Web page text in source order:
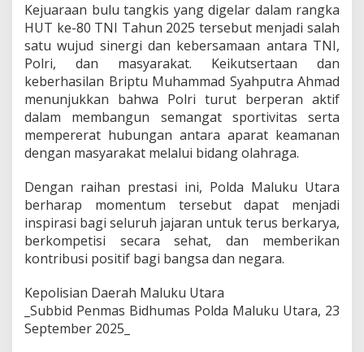
Kejuaraan bulu tangkis yang digelar dalam rangka
HUT ke-80 TNI Tahun 2025 tersebut menjadi salah
satu wujud sinergi dan kebersamaan antara TNI,
Polri, dan masyarakat. Keikutsertaan dan
keberhasilan Briptu Muhammad Syahputra Ahmad
menunjukkan bahwa Polri turut berperan aktif
dalam membangun semangat sportivitas serta
mempererat hubungan antara aparat keamanan
dengan masyarakat melalui bidang olahraga.
Dengan raihan prestasi ini, Polda Maluku Utara
berharap momentum tersebut dapat menjadi
inspirasi bagi seluruh jajaran untuk terus berkarya,
berkompetisi secara sehat, dan memberikan
kontribusi positif bagi bangsa dan negara.
Kepolisian Daerah Maluku Utara
_Subbid Penmas Bidhumas Polda Maluku Utara, 23
September 2025_